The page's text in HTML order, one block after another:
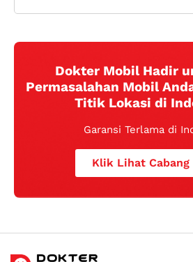
Dokter Mobil Hadir
Permasalahan Mobil
Titik Lokasi di
Garansi Terlama di
Klik Lihat Cabang